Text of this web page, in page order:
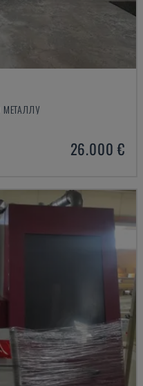
МЕТАЛЛУ
26.000 €